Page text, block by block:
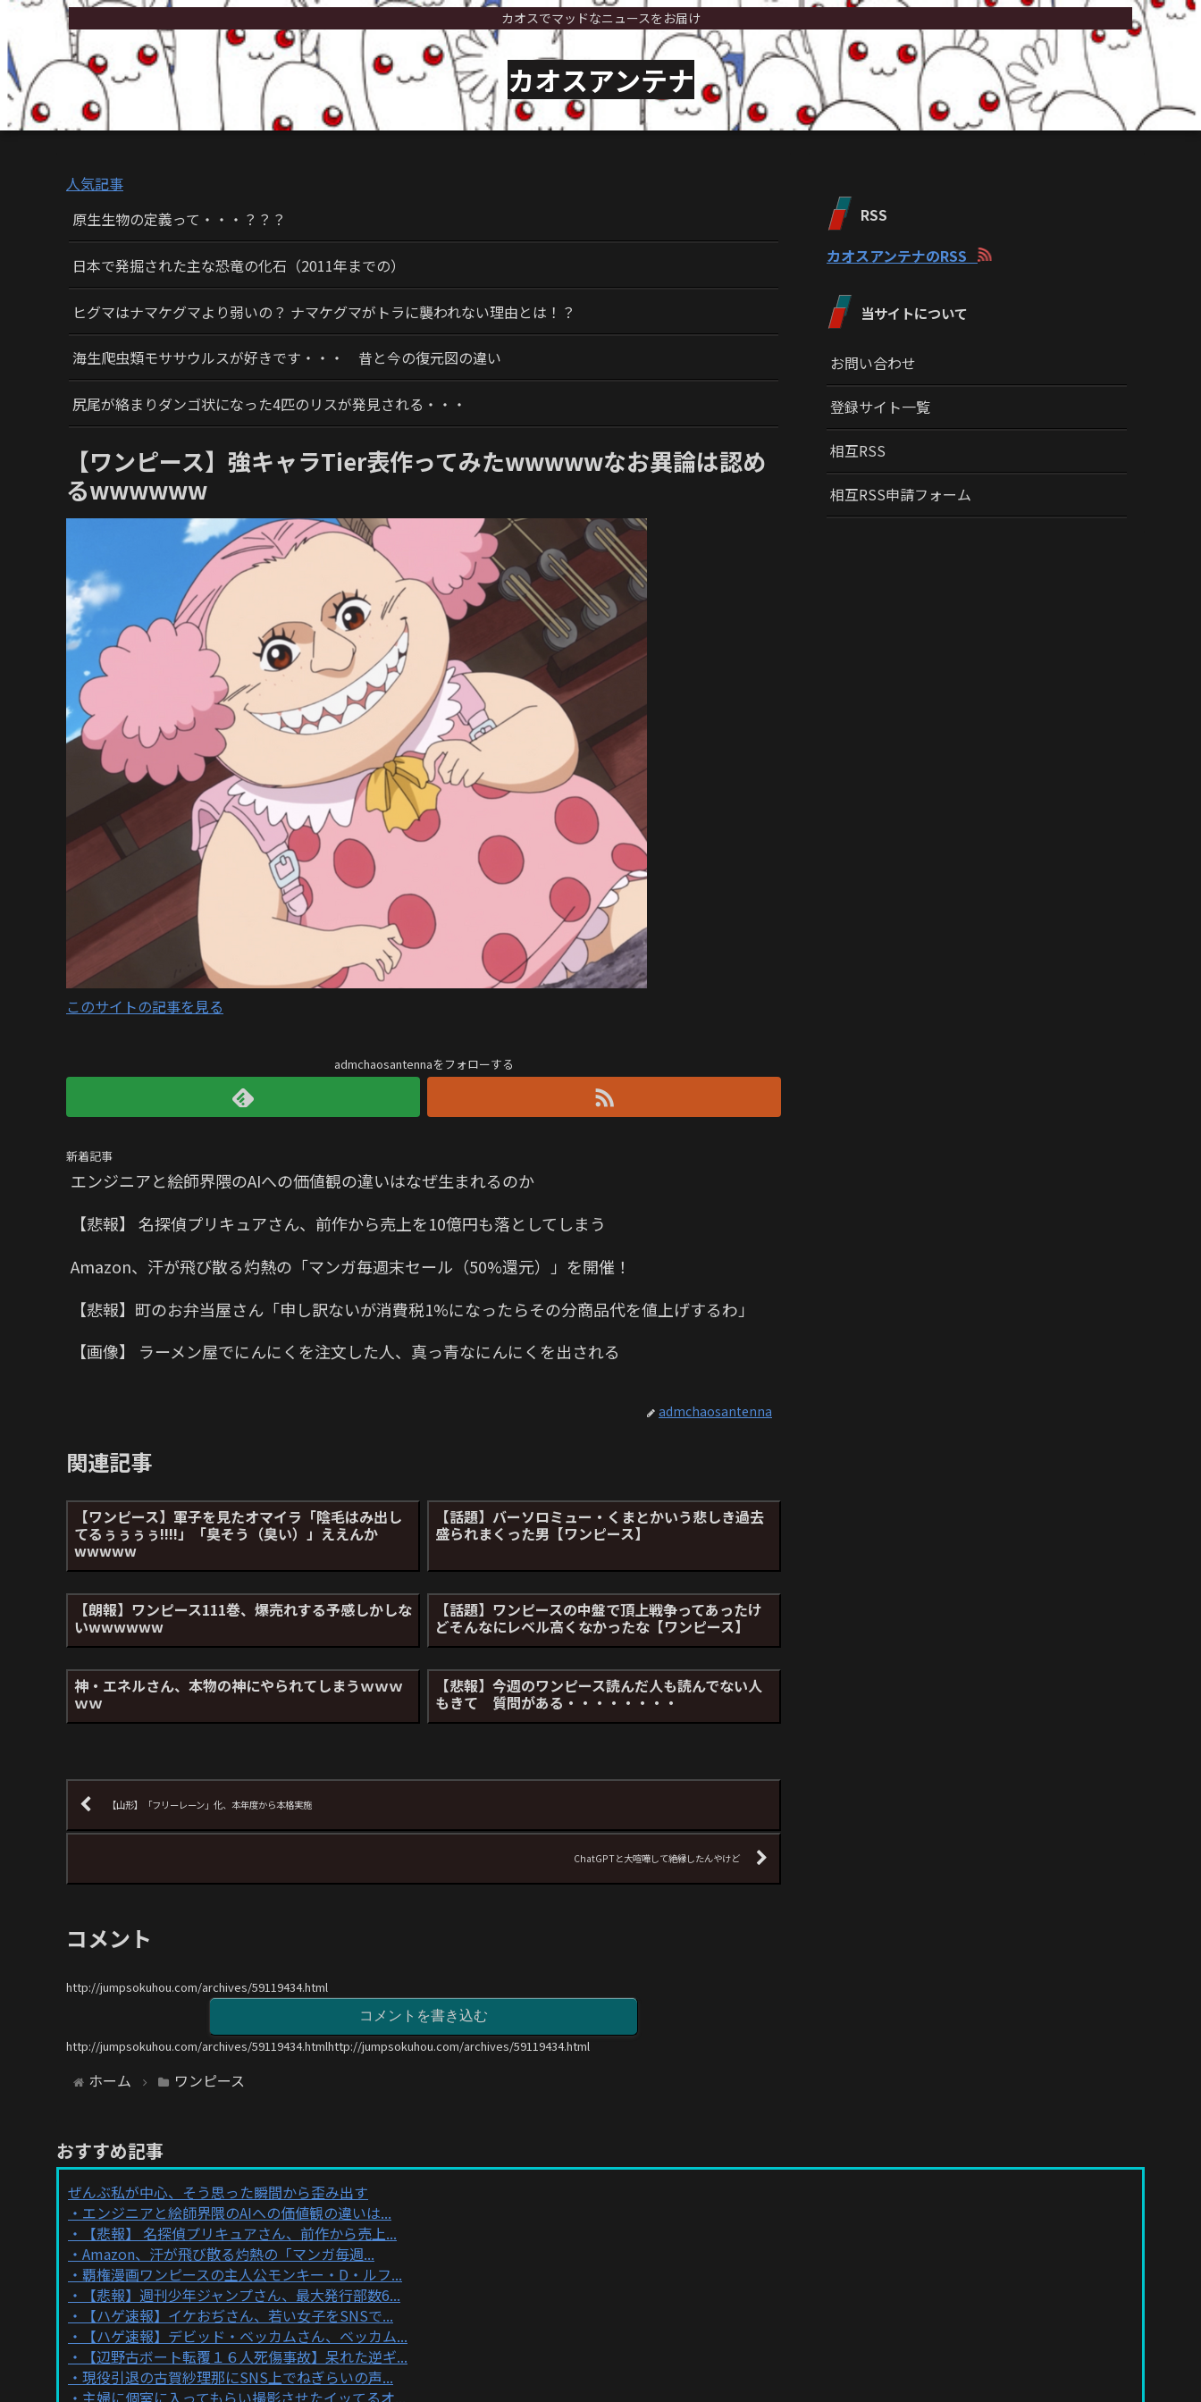
カオスでマッドなニュースをお届け
カオスアンテナ
人気記事
原生生物の定義って・・・？？？
日本で発掘された主な恐竜の化石（2011年までの）
ヒグマはナマケグマより弱いの？ ナマケグマがトラに襲われない理由とは！？
海生爬虫類モササウルスが好きです・・・ 昔と今の復元図の違い
尻尾が絡まりダンゴ状になった4匹のリスが発見される・・・
【ワンピース】強キャラTier表作ってみたwwwwwなお異論は認め
るwwwwww
このサイトの記事を見る
admchaosantennaをフォローする
新着記事
エンジニアと絵師界隈のAIへの価値観の違いはなぜ生まれるのか
【悲報】 名探偵プリキュアさん、前作から売上を10億円も落としてしまう
Amazon、汗が飛び散る灼熱の「マンガ毎週末セール（50%還元）」を開催！
【悲報】町のお弁当屋さん「申し訳ないが消費税1%になったらその分商品代を値上げするわ」
【画像】 ラーメン屋でにんにくを注文した人、真っ青なにんにくを出される
admchaosantenna
関連記事
【ワンピース】軍子を見たオマイラ「陰毛はみ出し
てるぅぅぅぅ!!!!」「臭そう（臭い）」ええんか
wwwww
【話題】バーソロミュー・くまとかいう悲しき過去
盛られまくった男【ワンピース】
【朗報】ワンピース111巻、爆売れする予感しかしな
いwwwwww
【話題】ワンピースの中盤で頂上戦争ってあったけ
どそんなにレベル高くなかったな【ワンピース】
神・エネルさん、本物の神にやられてしまうｗｗｗ
ｗｗ
【悲報】今週のワンピース読んだ人も読んでない人
もきて 質問がある・・・・・・・・
【山形】「フリーレーン」化、本年度から本格実施
ChatGPTと大喧嘩して絶縁したんやけど
コメント
http://jumpsokuhou.com/archives/59119434.html
コメントを書き込む
http://jumpsokuhou.com/archives/59119434.htmlhttp://jumpsokuhou.com/archives/59119434.html
ホーム ワンピース
RSS
カオスアンテナのRSS
当サイトについて
お問い合わせ
登録サイト一覧
相互RSS
相互RSS申請フォーム
おすすめ記事
ぜんぶ私が中心、そう思った瞬間から歪み出す
エンジニアと絵師界隈のAIへの価値観の違いは...
【悲報】 名探偵プリキュアさん、前作から売上...
Amazon、汗が飛び散る灼熱の「マンガ毎週...
覇権漫画ワンピースの主人公モンキー・D・ルフ...
【悲報】週刊少年ジャンプさん、最大発行部数6...
【ハゲ速報】イケおぢさん、若い女子をSNSで...
【ハゲ速報】デビッド・ベッカムさん、ベッカム...
【辺野古ボート転覆１６人死傷事故】呆れた逆ギ...
現役引退の古賀紗理那にSNS上でねぎらいの声...
主婦に個室に入ってもらい撮影させたイッてるオ...